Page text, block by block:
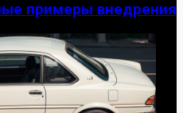
примеры внедрения